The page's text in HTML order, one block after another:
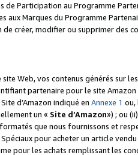
Participation au Programme
aux Marques du Programme
créer, modifier ou supprimer des
Web, vos contenus générés sur
partenaire pour le site
d’Amazon indiqué en Annexe 1 ou,
un « Site d’Amazon») ; ou
que nous fournissons et
pour acheter un article
pour les achats remplissant les